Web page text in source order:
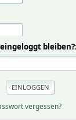
bleiben?:
vergessen?